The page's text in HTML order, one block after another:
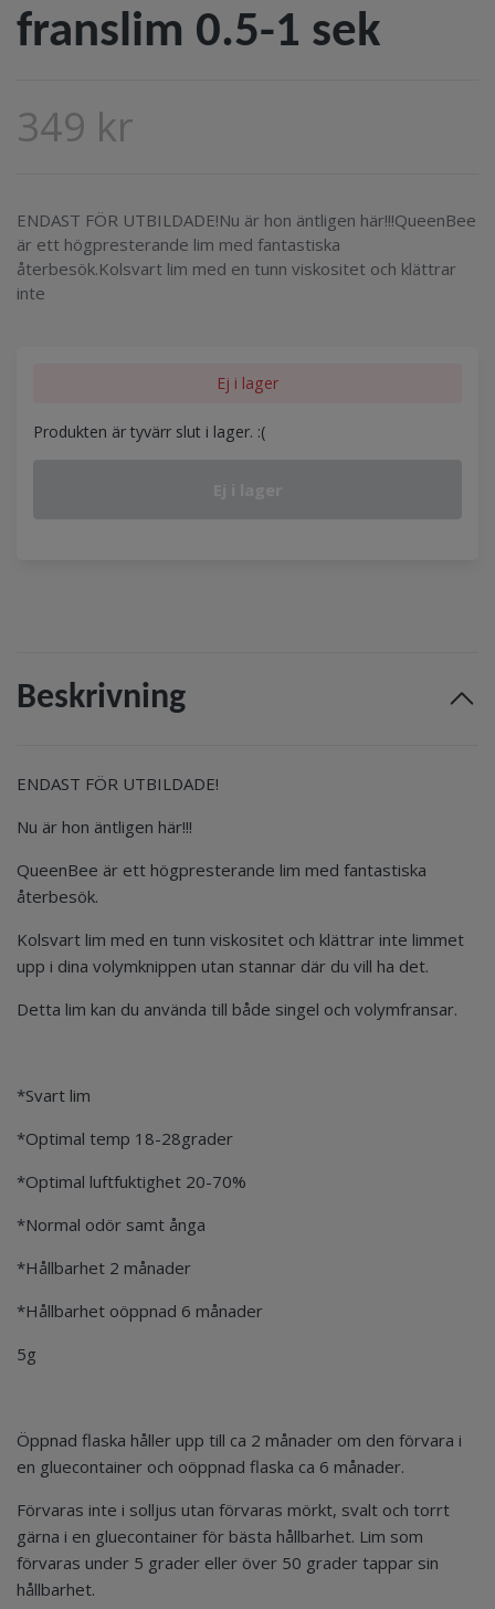
franslim 0.5-1 sek
349 kr
ENDAST FÖR UTBILDADE!Nu är hon äntligen här!!!QueenBee
är ett högpresterande lim med fantastiska
återbesök.Kolsvart lim med en tunn viskositet och klättrar
inte
Ej i lager
Produkten är tyvärr slut i lager. :(
Beskrivning
ENDAST FÖR UTBILDADE!
Nu är hon äntligen här!!!
QueenBee är ett högpresterande lim med fantastiska
återbesök.
Kolsvart lim med en tunn viskositet och klättrar inte limmet
upp i dina volymknippen utan stannar där du vill ha det.
Detta lim kan du använda till både singel och volymfransar.
*Svart lim
*Optimal temp 18-28grader
*Optimal luftfuktighet 20-70%
*Normal odör samt ånga
*Hållbarhet 2 månader
*Hållbarhet oöppnad 6 månader
5g
Öppnad flaska håller upp till ca 2 månader om den förvara i
en gluecontainer och oöppnad flaska ca 6 månader.
Förvaras inte i solljus utan förvaras mörkt, svalt och torrt
gärna i en gluecontainer för bästa hållbarhet. Lim som
förvaras under 5 grader eller över 50 grader tappar sin
hållbarhet.